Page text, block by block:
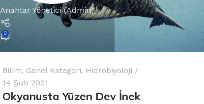
Anahtar Yönetici (Admin)
0
Bilim, Genel Kategori, Hidrobiyoloji
14 Şub 2021
Okyanusta Yüzen Dev İnek